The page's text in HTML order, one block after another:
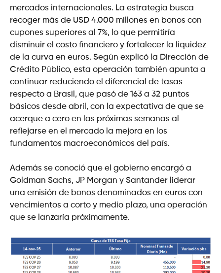
mercados internacionales. La estrategia busca
recoger más de USD 4.000 millones en bonos con
cupones superiores al 7%, lo que permitiría
disminuir el costo financiero y fortalecer la liquidez
de la curva en euros. Según explicó la Dirección de
Crédito Público, esta operación también apunta a
continuar reduciendo el diferencial de tasas
respecto a Brasil, que pasó de 163 a 32 puntos
básicos desde abril, con la expectativa de que se
acerque a cero en las próximas semanas al
reflejarse en el mercado la mejora en los
fundamentos macroeconómicos del país.
Además se conoció que el gobierno encargó a
Goldman Sachs, JP Morgan y Santander liderar
una emisión de bonos denominados en euros con
vencimientos a corto y medio plazo, una operación
que se lanzaría próximamente.